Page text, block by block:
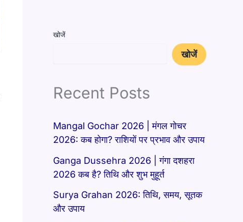
खोजें
खोजें
Recent Posts
Mangal Gochar 2026 | मंगल गोचर
2026: कब होगा? राशियों पर प्रभाव और उपाय
Ganga Dussehra 2026 | गंगा दशहरा
2026 कब है? तिथि और शुभ मुहूर्त
Surya Grahan 2026: तिथि, समय, सूतक
और उपाय